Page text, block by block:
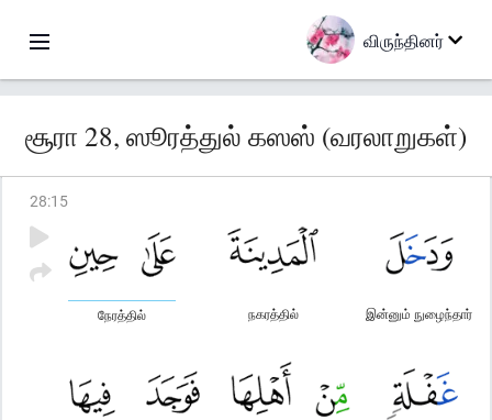
விருந்தினர்
சூரா 28, ஸூரத்துல் கஸஸ் (வரலாறுகள்)
28:15
இன்னும் நுழைந்தார்
நகரத்தில்
நேரத்தில்